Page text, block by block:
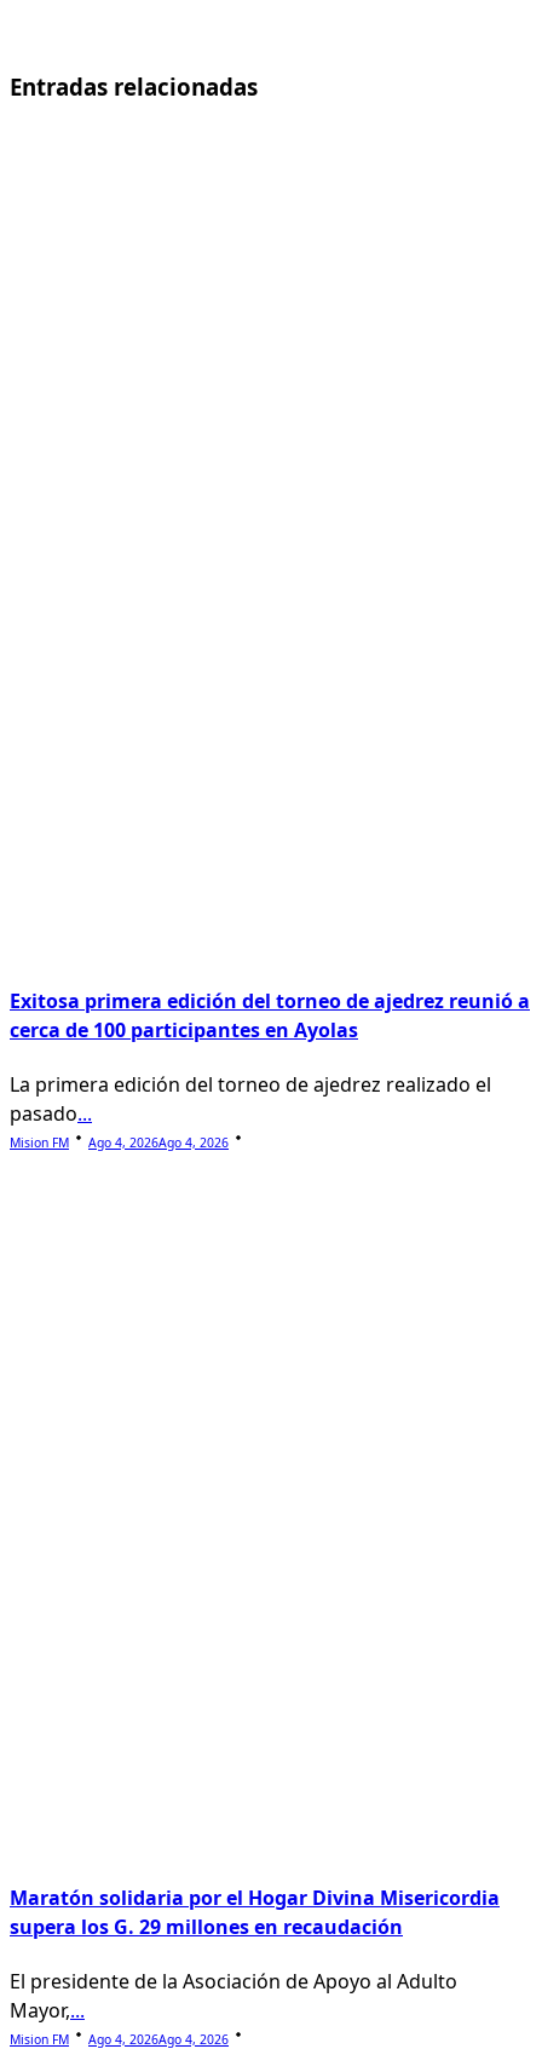
Entradas relacionadas
Exitosa primera edición del torneo de ajedrez reunió a
cerca de 100 participantes en Ayolas
La primera edición del torneo de ajedrez realizado el
pasado...
Mision FM Ago 4, 2026Ago 4, 2026
Maratón solidaria por el Hogar Divina Misericordia
supera los G. 29 millones en recaudación
El presidente de la Asociación de Apoyo al Adulto
Mayor,...
Mision FM Ago 4, 2026Ago 4, 2026